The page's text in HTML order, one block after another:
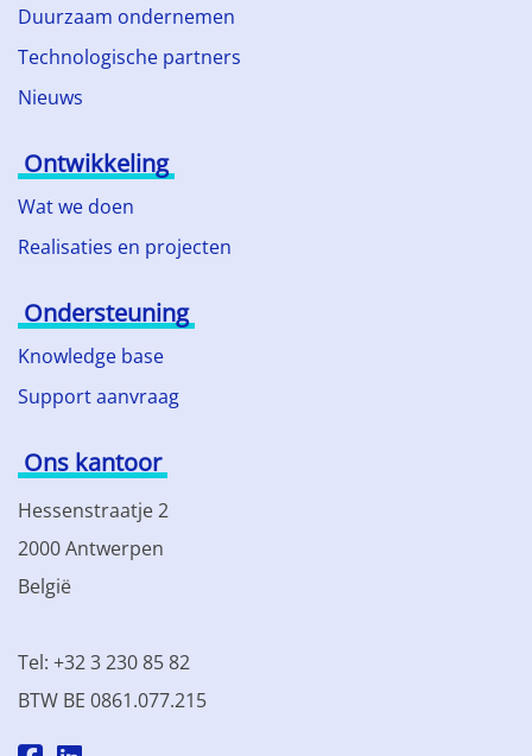
Duurzaam ondernemen
Technologische partners
Nieuws
Ontwikkeling
Wat we doen
Realisaties en projecten
Ondersteuning
Knowledge base
Support aanvraag
Ons kantoor
Hessenstraatje 2
2000 Antwerpen
België
Tel: +32 3 230 85 82
BTW BE 0861.077.215